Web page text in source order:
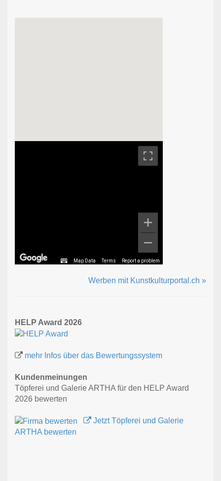
Map Data Terms Report a problem
Werben mit Kunstkulturportal.ch »
HELP Award 2026
mehr Infos über das Bewertungssystem
Kundenmeinungen
Töpferei und Galerie ARTHA für den HELP Award
2026 bewerten
Jetzt Töpferei und Galerie
ARTHA bewerten